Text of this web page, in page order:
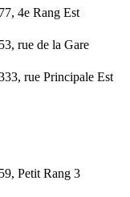
77, 4e Rang Est
53, rue de la Gare
rue Principale Est
59, Petit Rang 3